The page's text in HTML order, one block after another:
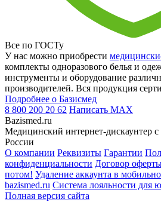
Все по ГОСТу
У нас можно приобрести
комплекты одноразового белья и
инструменты и оборудование
производителей. Вся продукция
Подробнее о Базисмед
8 800 200 20 62 Написать MAX
Bazismed.ru
Медицинский интернет-дискаунтер с
России
О компании Реквизиты Гарантии
конфиденциальности Договор
потом! Удаление аккаунта в
bazismed.ru Система лояльности для
Полная версия сайта